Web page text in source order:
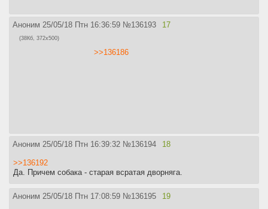
Аноним 25/05/18 Птн 16:36:59 №136193 17
(38Кб, 372x500)
>>136186
Аноним 25/05/18 Птн 16:39:32 №136194 18
>>136192
Да. Причем собака - старая всратая дворняга.
Аноним 25/05/18 Птн 17:08:59 №136195 19